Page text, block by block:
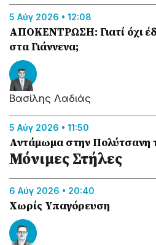
5 Αύγ 2026 • 12:08
ΑΠΟΚΕΝΤΡΩΣΗ: Γιατί όχι
στα Γιάννενα;
Βασίλης Λαδιάς
5 Αύγ 2026 • 11:50
Αντάμωμα στην Πολύτσανη
Πωγωνίου…
Κώστας Κωστούλας
5 Αύγ 2026 • 10:44
Μόνιµες Στήλες
6 Αύγ 2026 • 20:40
Χωρίς Υπαγόρευση